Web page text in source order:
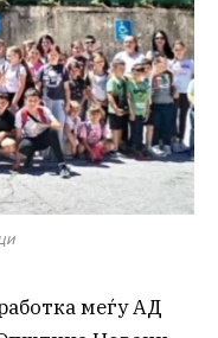
меѓу АД